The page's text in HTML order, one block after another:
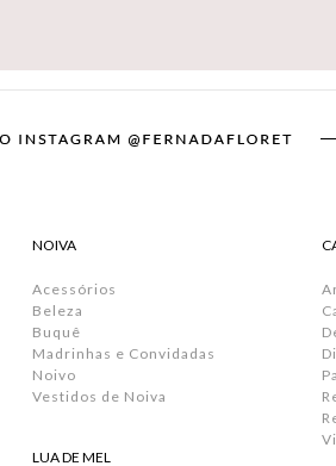
NOIVA
Acessórios
Beleza
Buquê
Madrinhas e Convidadas
Noivo
Vestidos de Noiva
LUA DE MEL